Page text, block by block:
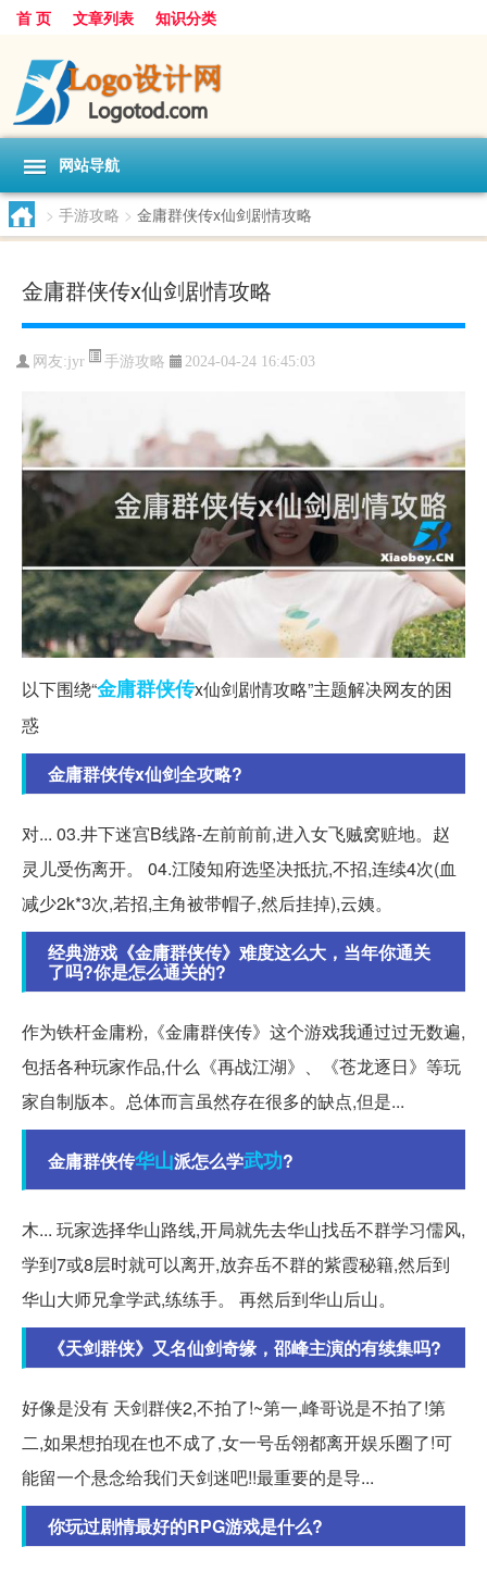
首 页 文章列表 知识分类
网站导航
> 手游攻略 > 金庸群侠传x仙剑剧情攻略
金庸群侠传x仙剑剧情攻略
网友:jyr 手游攻略 2024-04-24 16:45:03
以下围绕“金庸群侠传x仙剑剧情攻略”主题解决网友的困
惑
金庸群侠传x仙剑全攻略?
对... 03.井下迷宫B线路-左前前前,进入女飞贼窝赃地。赵
灵儿受伤离开。 04.江陵知府选坚决抵抗,不招,连续4次(血
减少2k*3次,若招,主角被带帽子,然后挂掉),云姨。
经典游戏《金庸群侠传》难度这么大，当年你通关
了吗?你是怎么通关的?
作为铁杆金庸粉,《金庸群侠传》这个游戏我通过过无数遍,
包括各种玩家作品,什么《再战江湖》、《苍龙逐日》等玩
家自制版本。总体而言虽然存在很多的缺点,但是...
金庸群侠传华山派怎么学武功?
木... 玩家选择华山路线,开局就先去华山找岳不群学习儒风,
学到7或8层时就可以离开,放弃岳不群的紫霞秘籍,然后到
华山大师兄拿学武,练练手。 再然后到华山后山。
《天剑群侠》又名仙剑奇缘，邵峰主演的有续集吗?
好像是没有 天剑群侠2,不拍了!~第一,峰哥说是不拍了!第
二,如果想拍现在也不成了,女一号岳翎都离开娱乐圈了!可
能留一个悬念给我们天剑迷吧!!最重要的是导...
你玩过剧情最好的RPG游戏是什么?